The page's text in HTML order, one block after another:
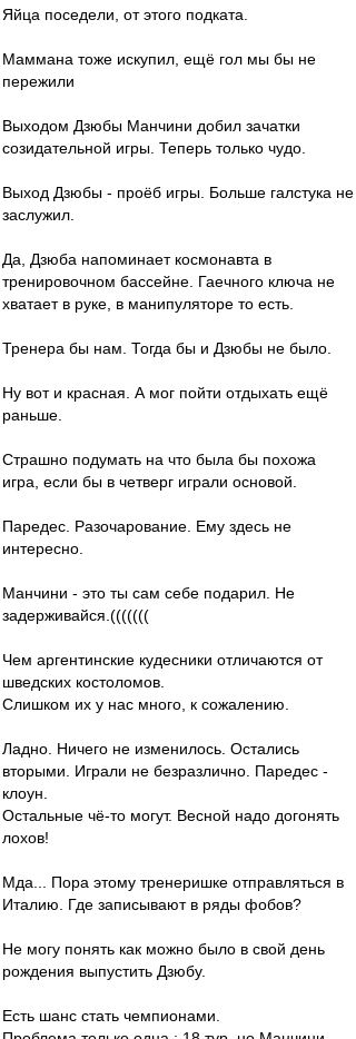
Яйца поседели, от этого подката.
Маммана тоже искупил, ещё гол мы бы не
пережили
Выходом Дзюбы Манчини добил зачатки
созидательной игры. Теперь только чудо.
Выход Дзюбы - проёб игры. Больше галстука не
заслужил.
Да, Дзюба напоминает космонавта в
тренировочном бассейне. Гаечного ключа не
хватает в руке, в манипуляторе то есть.
Тренера бы нам. Тогда бы и Дзюбы не было.
Ну вот и красная. А мог пойти отдыхать ещё
раньше.
Страшно подумать на что была бы похожа
игра, если бы в четверг играли основой.
Паредес. Разочарование. Ему здесь не
интересно.
Манчини - это ты сам себе подарил. Не
задерживайся.(((((((
Чем аргентинские кудесники отличаются от
шведских костоломов.
Слишком их у нас много, к сожалению.
Ладно. Ничего не изменилось. Остались
вторыми. Играли не безразлично. Паредес -
клоун.
Остальные чё-то могут. Весной надо догонять
лохов!
Мда... Пора этому тренеришке отправляться в
Италию. Где записывают в ряды фобов?
Не могу понять как можно было в свой день
рождения выпустить Дзюбу.
Есть шанс стать чемпионами.